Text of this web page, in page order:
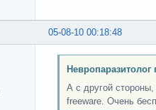
05-08-10 00:18:48
Невропаразитолог
А с другой
freeware. Очень